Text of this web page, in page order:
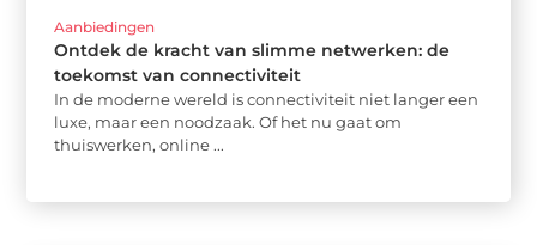
Aanbiedingen
Ontdek de kracht van slimme netwerken: de
toekomst van connectiviteit
In de moderne wereld is connectiviteit niet langer een
luxe, maar een noodzaak. Of het nu gaat om
thuiswerken, online ...